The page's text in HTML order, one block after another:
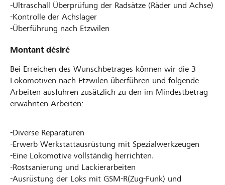
-Ultraschall Überprüfung der Radsätze (Räder und Achse)
-Kontrolle der Achslager
-Überführung nach Etzwilen
Montant désiré
Bei Erreichen des Wunschbetrages können wir die 3
Lokomotiven nach Etzwilen überführen und folgende
Arbeiten ausführen zusätzlich zu den im Mindestbetrag
erwähnten Arbeiten:
-Diverse Reparaturen
-Erwerb Werkstattausrüstung mit Spezialwerkzeugen
-Eine Lokomotive vollständig herrichten.
-Rostsanierung und Lackierarbeiten
-Ausrüstung der Loks mit GSM-R(Zug-Funk) und